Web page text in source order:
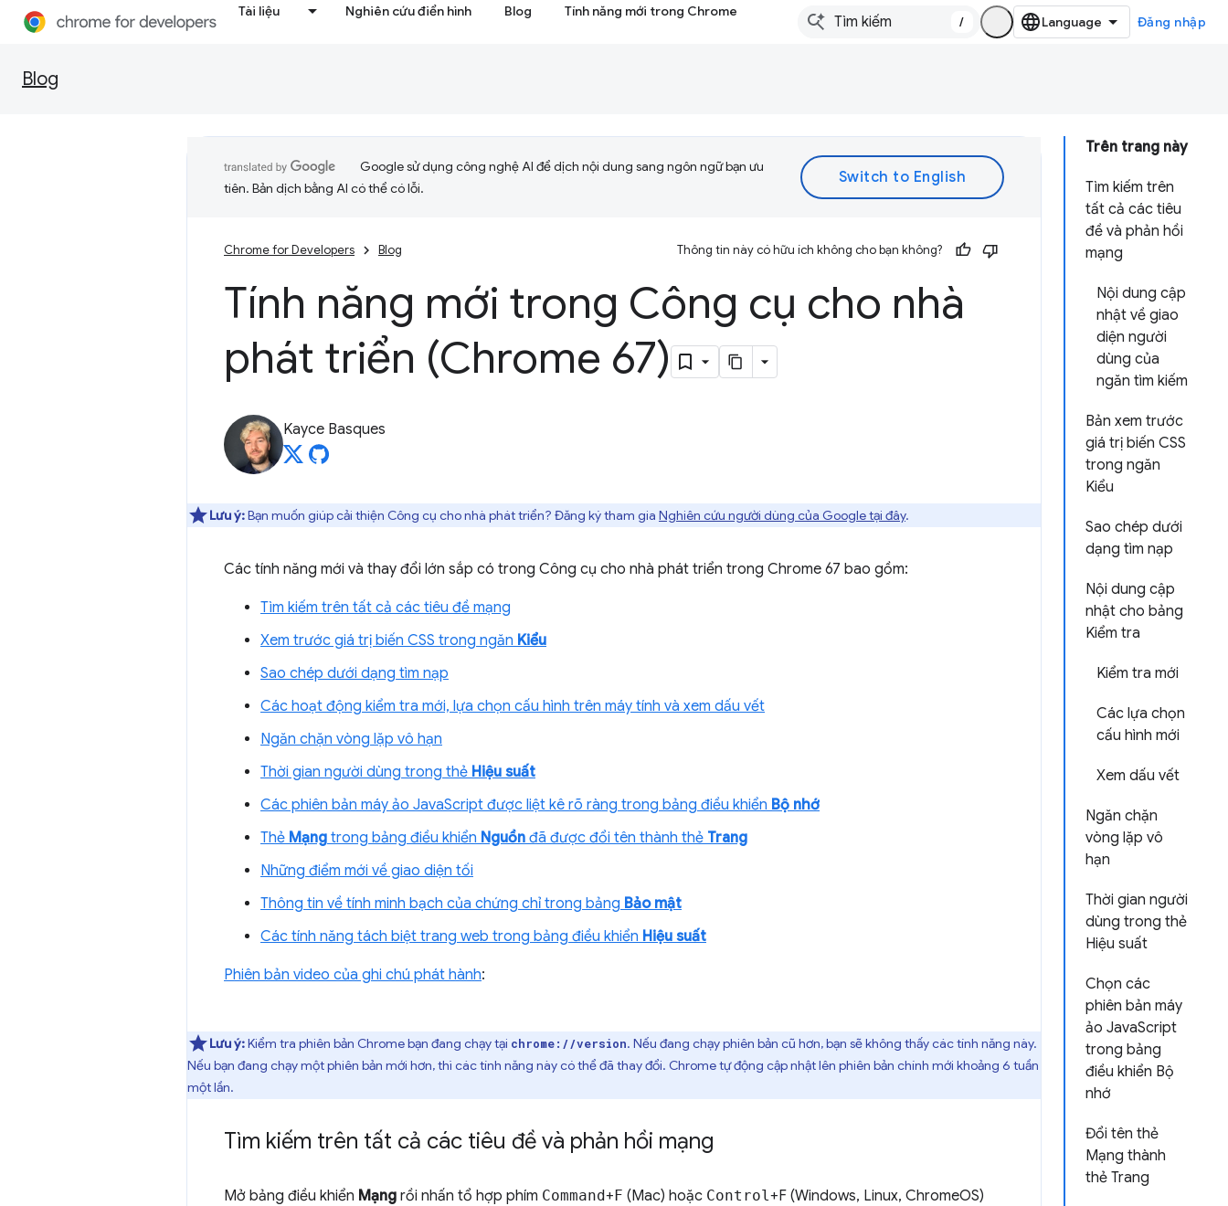
Tài liệu Nghiên cứu điển hình Blog Tính năng mới trong Chrome
/ Đăng nhập
Blog
Trên trang này
Tìm kiếm trên
tất cả các tiêu
đề và phản hồi
mạng
Nội dung cập
nhật về giao
diện người
dùng của
ngăn tìm kiếm
Bản xem trước
giá trị biến CSS
trong ngăn
Kiểu
Sao chép dưới
dạng tìm nạp
Nội dung cập
nhật cho bảng
Kiểm tra
Kiểm tra mới
Các lựa chọn
cấu hình mới
Xem dấu vết
Ngăn chặn
vòng lặp vô
hạn
Thời gian người
dùng trong thẻ
Hiệu suất
Chọn các
phiên bản máy
ảo JavaScript
trong bảng
điều khiển Bộ
nhớ
Đổi tên thẻ
Mạng thành
thẻ Trang
Google sử dụng công nghệ AI để dịch nội dung sang ngôn ngữ bạn ưu
tiên. Bản dịch bằng AI có thể có lỗi.
Chrome for Developers Blog Thông tin này có hữu ích không cho bạn không?
Tính năng mới trong Công cụ cho nhà
phát triển (Chrome 67)
Kayce Basques
Lưu ý:Bạn muốn giúp cải thiện Công cụ cho nhà phát triển? Đăng ký tham gia Nghiên cứu người dùng của Google tại đây.
Các tính năng mới và thay đổi lớn sắp có trong Công cụ cho nhà phát triển trong Chrome 67 bao gồm:
Tìm kiếm trên tất cả các tiêu đề mạng
Xem trước giá trị biến CSS trong ngăn Kiểu
Sao chép dưới dạng tìm nạp
Các hoạt động kiểm tra mới, lựa chọn cấu hình trên máy tính và xem dấu vết
Ngăn chặn vòng lặp vô hạn
Thời gian người dùng trong thẻ Hiệu suất
Các phiên bản máy ảo JavaScript được liệt kê rõ ràng trong bảng điều khiển Bộ nhớ
Thẻ Mạng trong bảng điều khiển Nguồn đã được đổi tên thành thẻ Trang
Những điểm mới về giao diện tối
Thông tin về tính minh bạch của chứng chỉ trong bảng Bảo mật
Các tính năng tách biệt trang web trong bảng điều khiển Hiệu suất
Phiên bản video của ghi chú phát hành:
Lưu ý:Kiểm tra phiên bản Chrome bạn đang chạy tại chrome://version. Nếu đang chạy phiên bản cũ hơn, bạn sẽ không thấy các tính năng này.
Nếu bạn đang chạy một phiên bản mới hơn, thì các tính năng này có thể đã thay đổi. Chrome tự động cập nhật lên phiên bản chính mới khoảng 6 tuần
một lần.
Tìm kiếm trên tất cả các tiêu đề và phản hồi mạng
Mở bảng điều khiển Mạng rồi nhấn tổ hợp phím Command+F (Mac) hoặc Control+F (Windows, Linux, ChromeOS)